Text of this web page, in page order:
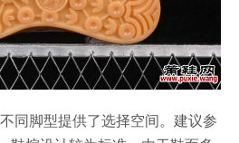
同脚型提供了选择空间。建议参